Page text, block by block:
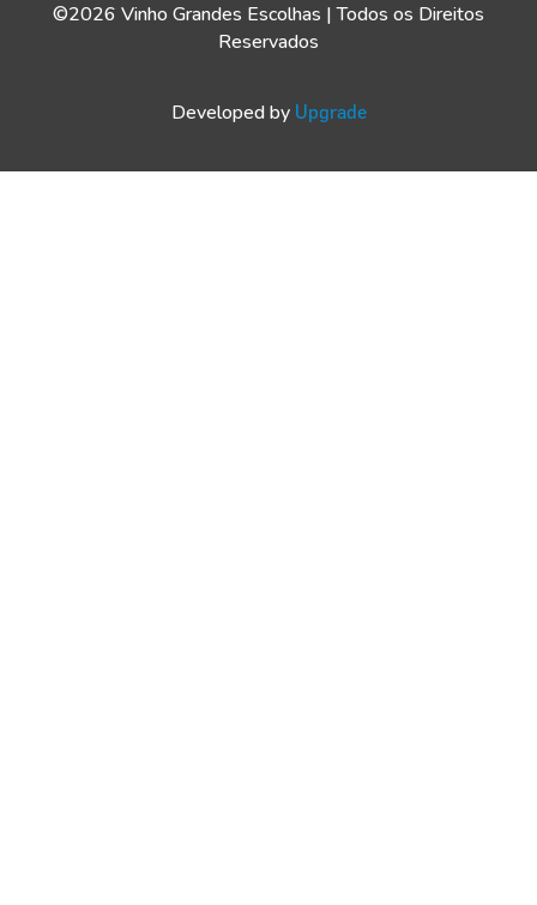
©2026 Vinho Grandes Escolhas | Todos os Direitos
Reservados
Developed by Upgrade